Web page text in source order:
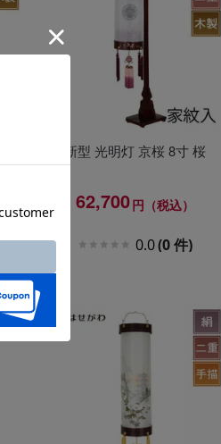
新型 光明灯 京桜 8寸 桜
62,700円（税込）
0.0(0 件)